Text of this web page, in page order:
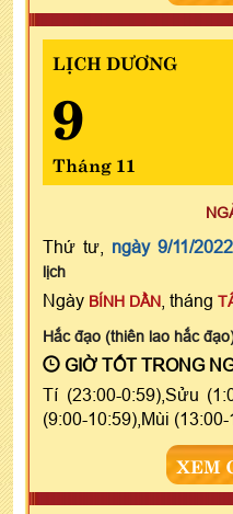
LỊCH DƯƠNG
9
Tháng 11
Thứ tư, ngày 9/11/2022
lịch
Ngày BÍNH DẦN , tháng
Hắc đạo (thiên lao hắc
GIỜ TỐT TRONG
Tí (23:00-0:59),Sửu
(9:00-10:59),Mùi
XEM